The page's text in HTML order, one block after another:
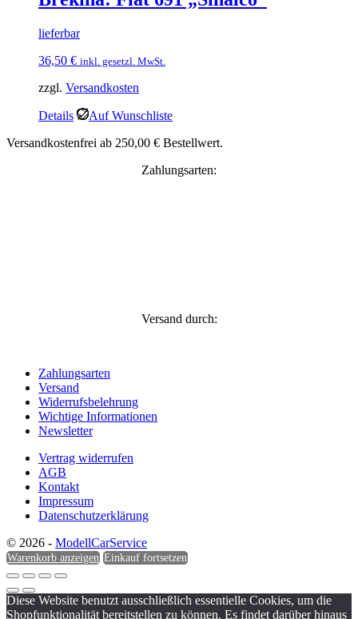
lieferbar
36,50 € inkl. gesetzl. MwSt.
zzgl. Versandkosten
Details
Auf Wunschliste
Versandkostenfrei ab 250,00 € Bestellwert.
Zahlungsarten:
Versand durch:
Zahlungsarten
Versand
Widerrufsbelehrung
Wichtige Informationen
Newsletter
Vertrag widerrufen
AGB
Kontakt
Impressum
Datenschutzerklärung
© 2026 - ModellCarService
Warenkorb anzeigen Einkauf fortsetzen
Diese Website benutzt ausschließlich essentielle Cookies, um die
Shopfunktionalität bereitstellen zu können. Es findet darüber hinaus